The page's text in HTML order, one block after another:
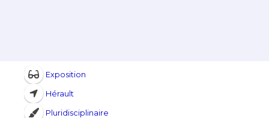
Exposition
Hérault
Pluridisciplinaire